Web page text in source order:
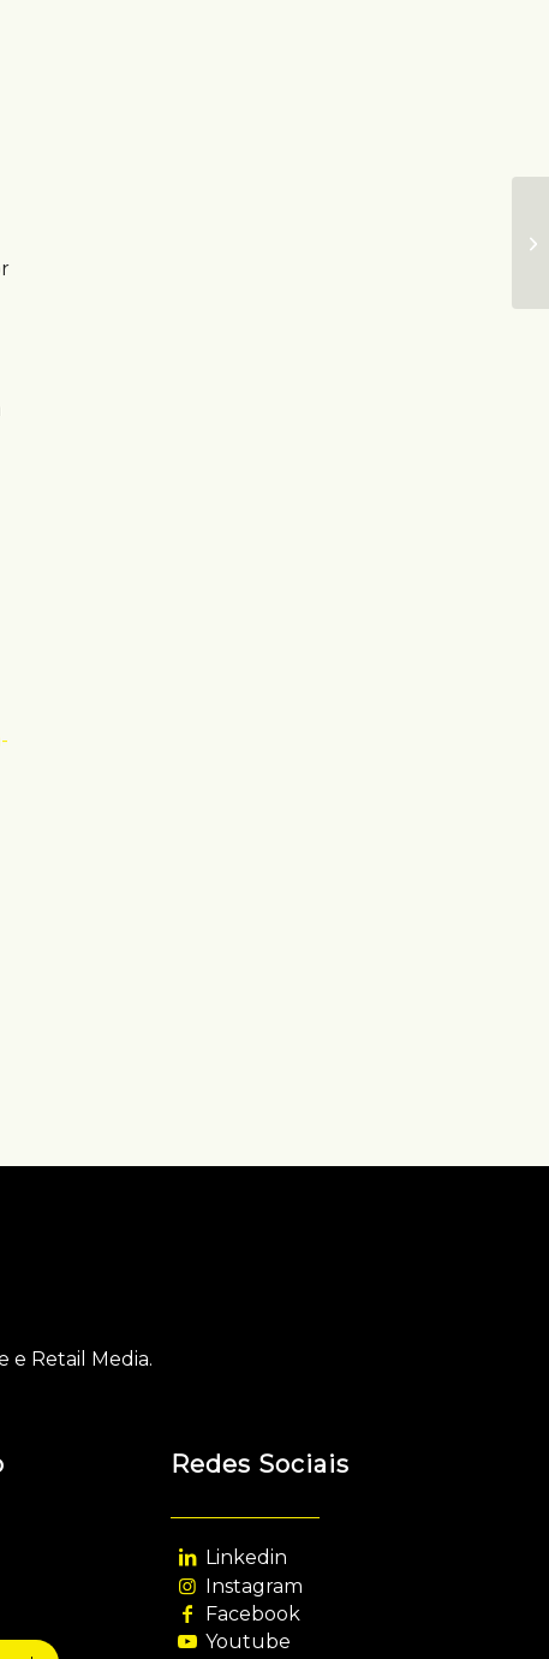
e Retail Media.
Redes Sociais
Linkedin
Instagram
Facebook
Youtube